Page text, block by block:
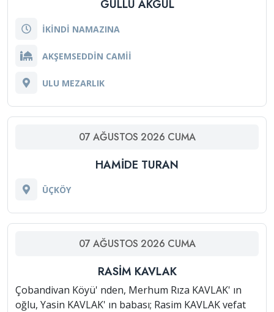
GÜLLÜ AKGÜL
İKİNDİ NAMAZINA
AKŞEMSEDDİN CAMİİ
ULU MEZARLIK
07 AĞUSTOS 2026 CUMA
HAMIDE TURAN
ÜÇKÖY
07 AĞUSTOS 2026 CUMA
RASIM KAVLAK
Çobandivan Köyü' nden, Merhum Rıza KAVLAK' ın
oğlu, Yasin KAVLAK' ın babası; Rasim KAVLAK vefat